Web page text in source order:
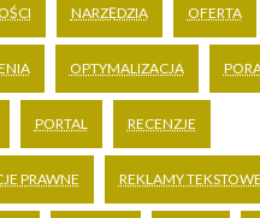
NARZĘDZIA OFERTA
OPTYMALIZACJA
PORTAL RECENZJE
PRAWNE REKLAMY TEKSTOWE